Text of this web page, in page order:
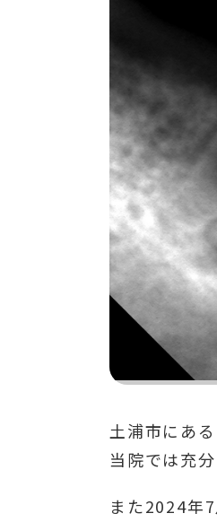
土浦市にあ
当院では充
また2024年